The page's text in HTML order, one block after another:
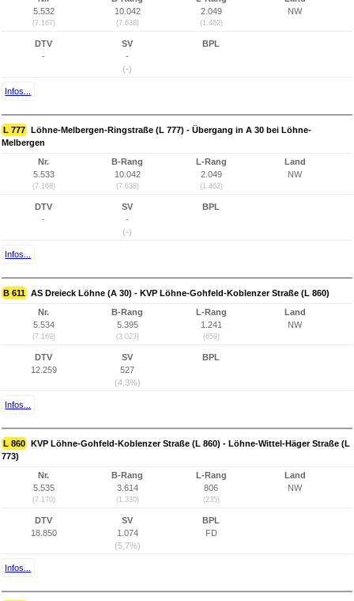
5.532
(7.167)
10.042
(7.638)
2.049
(1.462)
NW
DTV
-
SV
-
(-)
BPL
Infos...
L 777 Löhne-Melbergen-Ringstraße (L 777) - Übergang in A 30 bei Löhne-
Melbergen
Nr.
5.533
(7.168)
B-Rang
10.042
(7.638)
L-Rang
2.049
(1.462)
Land
NW
DTV
-
SV
-
(-)
BPL
Infos...
B 611 AS Dreieck Löhne (A 30) - KVP Löhne-Gohfeld-Koblenzer Straße (L 860)
Nr.
5.534
(7.169)
B-Rang
5.395
(3.023)
L-Rang
1.241
(659)
Land
NW
DTV
12.259
SV
527
(4,3%)
BPL
Infos...
L 860 KVP Löhne-Gohfeld-Koblenzer Straße (L 860) - Löhne-Wittel-Häger Straße (L
773)
Nr.
5.535
(7.170)
B-Rang
3.614
(1.330)
L-Rang
806
(235)
Land
NW
DTV
18.850
SV
1.074
(5,7%)
BPL
FD
Infos...